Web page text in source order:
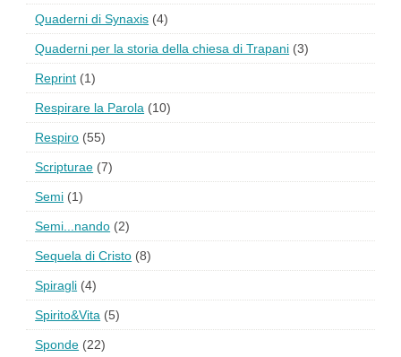
Quaderni di Synaxis (4)
Quaderni per la storia della chiesa di Trapani (3)
Reprint (1)
Respirare la Parola (10)
Respiro (55)
Scripturae (7)
Semi (1)
Semi...nando (2)
Sequela di Cristo (8)
Spiragli (4)
Spirito&Vita (5)
Sponde (22)